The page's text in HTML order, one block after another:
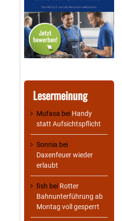
Lesermeinung
Mufasa bei Handy
statt Aufsichtspflicht
Sonnia bei
Daxenfeuer wieder
erlaubt
fish bei Rotter
Bahnunterführung ab
Montag voll gesperrt